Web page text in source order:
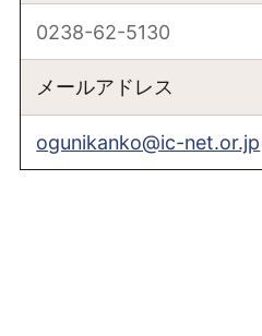
0238-62-5130
メールアドレス
ogunikanko@ic-net.or.jp